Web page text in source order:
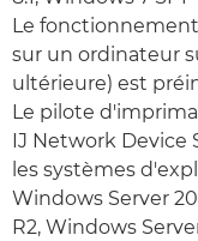
Le
sur un ordinateur
ultérieure) est
Le pilote
IJ Network Device
les systèmes
Windows Server
R2, Windows